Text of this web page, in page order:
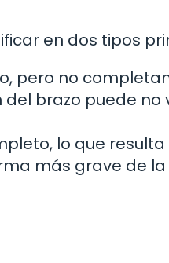
en dos tipos
pero no
brazo puede no
lo que resulta
más grave de la